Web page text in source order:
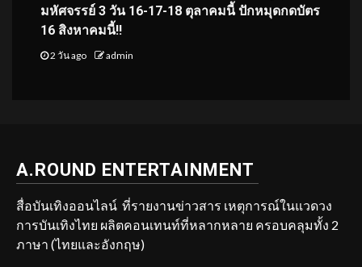
มหัศจรรย์ 3 วัน 16-17-18 ตุลาคมนี้ ปักหมุดกดบัตร
16 สิงหาคมนี้!!
2 วัน ago admin
A.ROUND ENTERTAINMENT
สื่อบันเทิงออนไลน์ ที่รายงานข่าวสาร เหตุการณ์ในแวดวง
การบันเทิงไทย ผลิตคอนเทนท์ที่หลากหลาย ครอบคลุมทั้ง 2
ภาษา (ไทยและอังกฤษ)